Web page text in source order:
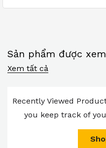
5.00
Sản phẩm được
Xem tất cả
Recently Viewed
you keep track of